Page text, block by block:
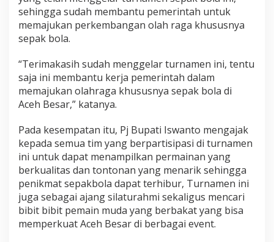
sehingga sudah membantu pemerintah untuk
memajukan perkembangan olah raga khususnya
sepak bola.
“Terimakasih sudah menggelar turnamen ini, tentu
saja ini membantu kerja pemerintah dalam
memajukan olahraga khususnya sepak bola di
Aceh Besar,” katanya.
Pada kesempatan itu, Pj Bupati Iswanto mengajak
kepada semua tim yang berpartisipasi di turnamen
ini untuk dapat menampilkan permainan yang
berkualitas dan tontonan yang menarik sehingga
penikmat sepakbola dapat terhibur, Turnamen ini
juga sebagai ajang silaturahmi sekaligus mencari
bibit bibit pemain muda yang berbakat yang bisa
memperkuat Aceh Besar di berbagai event.